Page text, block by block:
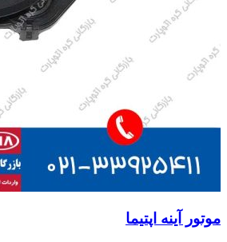
موتور آینه اپتیما